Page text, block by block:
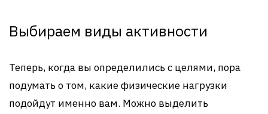
Выбираем виды активности
Теперь, когда вы определились с целями, пора
подумать о том, какие физические нагрузки
подойдут именно вам. Можно выделить